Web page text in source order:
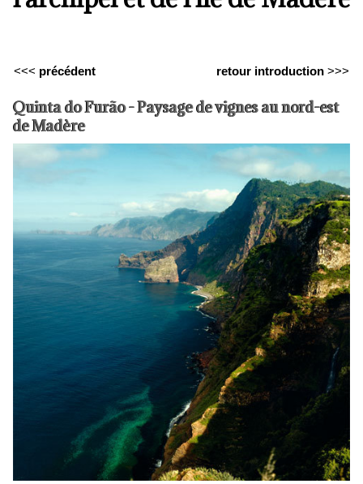
<<< précédent retour introduction >>>
Quinta do Furão - Paysage de vignes au nord-est
de Madère